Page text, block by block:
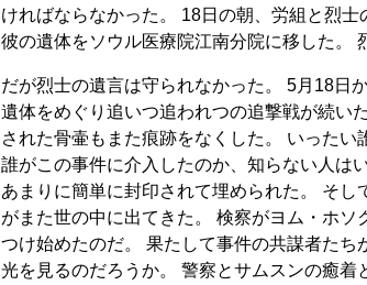
ければならなかった。 18日の朝、労組と烈
彼の遺体をソウル医療院江南分院に移した。
だが烈士の遺言は守られなかった。 5月18日
遺体をめぐり追いつ追われつの追撃戦が続い
された骨壷もまた痕跡をなくした。 いったい
誰がこの事件に介入したのか、知らない人は
あまりに簡単に封印されて埋められた。 そし
がまた世の中に出てきた。 検察がヨム・ホソ
つけ始めたのだ。 果たして事件の共謀者たち
光を見るのだろうか。 警察とサムスンの癒着